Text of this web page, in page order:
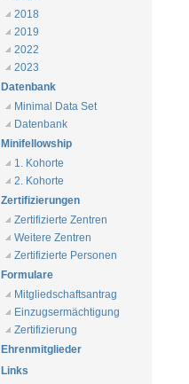
2018
2019
2022
2023
Datenbank
Minimal Data Set
Datenbank
Minifellowship
1. Kohorte
2. Kohorte
Zertifizierungen
Zertifizierte Zentren
Weitere Zentren
Zertifizierte Personen
Formulare
Mitgliedschaftsantrag
Einzugsermächtigung
Zertifizierung
Ehrenmitglieder
Links